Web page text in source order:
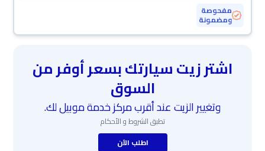
مفحوصة
ومضمونة
اشتر زيت سيارتك بسعر أوفر من
السوق
وتغيير الزيت عند أقرب مركز خدمة موبيل لك.
تطبق الشروط و الأحكام
اطلب الآن